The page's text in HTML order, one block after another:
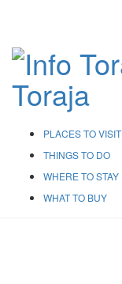
PLACES TO VISIT
THINGS TO DO
WHERE TO STAY
WHAT TO BUY